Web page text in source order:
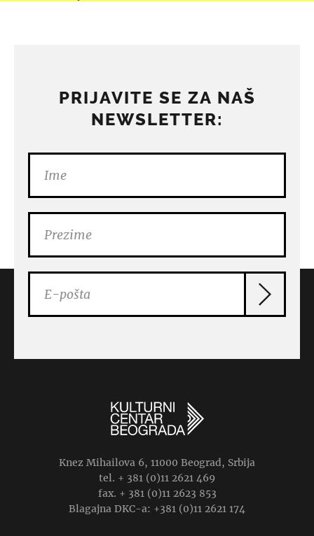
PRIJAVITE SE ZA NAŠ
NEWSLETTER:
Knez Mihailova 6, 11000 Beograd, Srbija
tel. + 381 (0)11 2621 469
fax. + 381 (0)11 2623 853
Blagajna DKC-a: +381 (0)11 2621 174